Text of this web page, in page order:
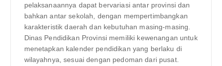
pelaksanaannya dapat bervariasi antar provinsi dan
bahkan antar sekolah, dengan mempertimbangkan
karakteristik daerah dan kebutuhan masing-masing.
Dinas Pendidikan Provinsi memiliki kewenangan untuk
menetapkan kalender pendidikan yang berlaku di
wilayahnya, sesuai dengan pedoman dari pusat.